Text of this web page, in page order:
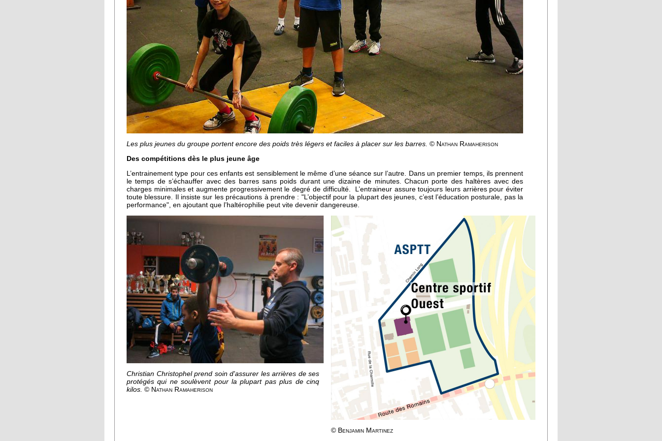
Les plus jeunes du groupe portent encore des poids très légers et faciles à placer sur les barres. © Nathan Ramaherison
Des compétitions dès le plus jeune âge
L’entrainement type pour ces enfants est sensiblement le même d’une séance sur l’autre. Dans un premier temps, ils prennent
le temps de s’échauffer avec des barres sans poids durant une dizaine de minutes. Chacun porte des haltères avec des
charges minimales et augmente progressivement le degré de difficulté. L’entraineur assure toujours leurs arrières pour éviter
toute blessure. Il insiste sur les précautions à prendre : "L’objectif pour la plupart des jeunes, c’est l’éducation posturale, pas la
performance", en ajoutant que l’haltérophilie peut vite devenir dangereuse.
Christian Christophel prend soin d'assurer les arrières de ses
protégés qui ne soulèvent pour la plupart pas plus de cinq
kilos. © Nathan Ramaherison
© Benjamin Martinez